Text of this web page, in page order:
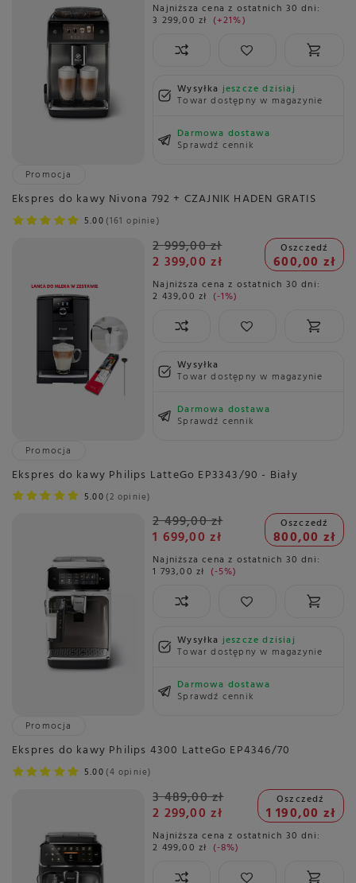
Najniższa cena z ostatnich 30 dni:
3 299,00 zł +21%
Wysyłkajeszcze dzisiaj
Towar dostępny w magazynie
Darmowa dostawa
Sprawdź cennik
Promocja
Ekspres do kawy Nivona 792 + CZAJNIK HADEN GRATIS
5.00 161 opinie
2 999,00 zł
2 399,00 zł
Oszczedź
600,00 zł
Najniższa cena z ostatnich 30 dni:
2 439,00 zł -1%
Wysyłka
Towar dostępny w magazynie
Darmowa dostawa
Sprawdź cennik
Promocja
Ekspres do kawy Philips LatteGo EP3343/90 - Biały
5.00 2 opinie
2 499,00 zł
1 699,00 zł
Oszczedź
800,00 zł
Najniższa cena z ostatnich 30 dni:
1 793,00 zł -5%
Wysyłkajeszcze dzisiaj
Towar dostępny w magazynie
Darmowa dostawa
Sprawdź cennik
Promocja
Ekspres do kawy Philips 4300 LatteGo EP4346/70
5.00 4 opinie
3 489,00 zł
2 299,00 zł
Oszczedź
1 190,00 zł
Najniższa cena z ostatnich 30 dni:
2 499,00 zł -8%